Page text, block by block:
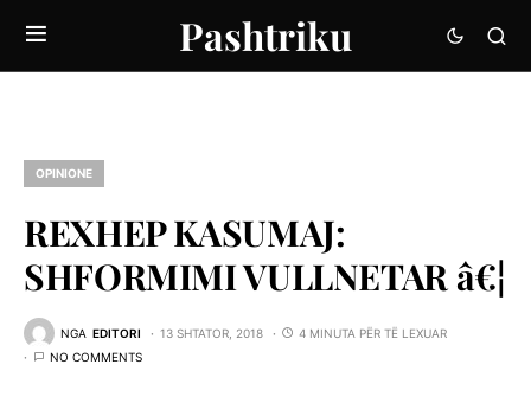
Pashtriku
OPINIONE
REXHEP KASUMAJ:
SHFORMIMI VULLNETAR â€¦
NGA EDITORI 13 SHTATOR, 2018
4 MINUTA PËR TË LEXUAR
NO COMMENTS